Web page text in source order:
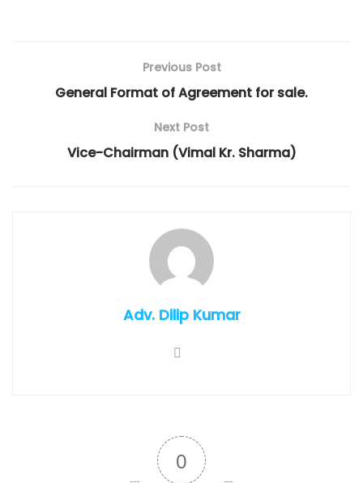
Previous Post
General Format of Agreement for sale.
Next Post
Vice-Chairman (Vimal Kr. Sharma)
Adv. Dilip Kumar
0